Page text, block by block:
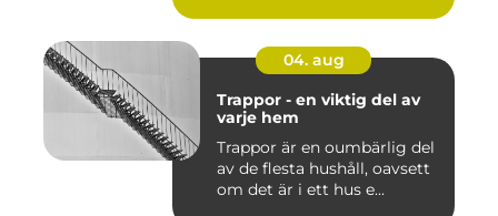
04. aug
Trappor - en viktig del av
varje hem
Trappor är en oumbärlig del
av de flesta hushåll, oavsett
om det är i ett hus e...